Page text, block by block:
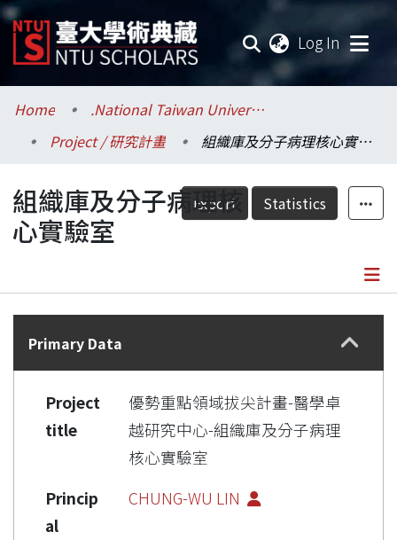
Log In
Communities & Collections
Research Outputs
Fundings & Projects
Researchers
Statistics
Home
.National Taiwan University / 國立臺灣大學
Project / 研究計畫
組織庫及分子病理核心實驗室
Export Statistics
組織庫及分子病理核
心實驗室
Details
Primary Data
Project
title
優勢重點領域拔尖計畫-醫學卓
越研究中心-組織庫及分子病理
核心實驗室
Princip
al
CHUNG-WU LIN